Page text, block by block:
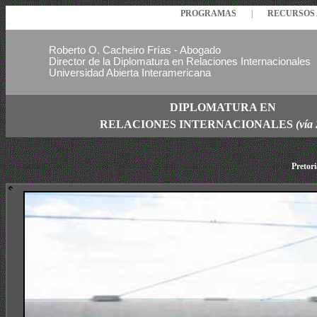
PROGRAMAS
Roberto O. Cacheiro Frías - Abogado
Director de la Diplomatura en Relaciones Internacionales
Universidad Abierta Interamericana
DIPLOMATURA EN
RELACIONES INTERNACIONALES (vía